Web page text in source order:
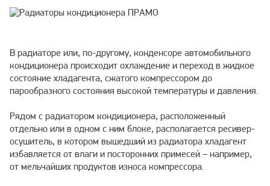
В радиаторе или, по-другому, конденсоре автомобильного
кондиционера происходит охлаждение и переход в жидкое
состояние хладагента, сжатого компрессором до
парообразного состояния высокой температуры и давления.
Рядом с радиатором кондиционера, расположенный
отдельно или в одном с ним блоке, располагается ресивер-
осушитель, в котором вышедший из радиатора хладагент
избавляется от влаги и посторонних примесей – например,
от мельчайших продуктов износа компрессора.